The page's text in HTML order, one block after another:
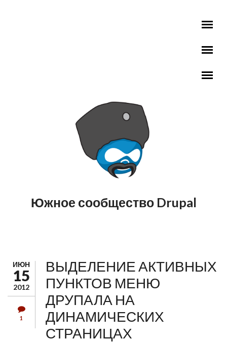
Южное сообщество Drupal
ИЮН
15
2012
1
ВЫДЕЛЕНИЕ АКТИВНЫХ
ПУНКТОВ МЕНЮ
ДРУПАЛА НА
ДИНАМИЧЕСКИХ
СТРАНИЦАХ